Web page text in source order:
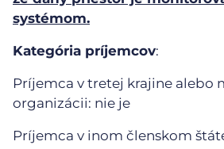
systémom.
Kategória príjemcov:
Príjemca v tretej krajine alebo
organizácii: nie je
Príjemca v inom členskom